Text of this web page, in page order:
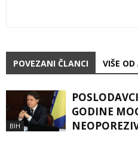
POVEZANI ČLANCI VIŠE
BIH
GODINE